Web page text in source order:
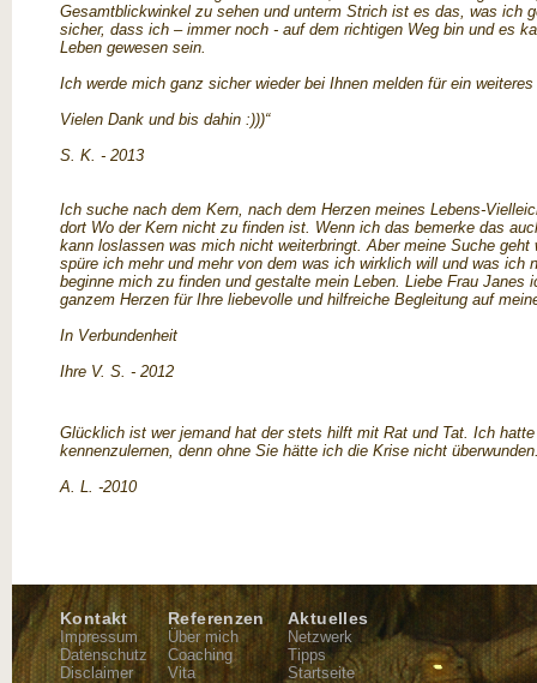
Gesamtblickwinkel zu sehen und unterm Strich ist es das, was ich
sicher, dass ich – immer noch - auf dem richtigen Weg bin und es
Leben gewesen sein.
Ich werde mich ganz sicher wieder bei Ihnen melden für ein
Vielen Dank und bis dahin :)))“
S. K. - 2013
Ich suche nach dem Kern, nach dem Herzen meines Lebens-
dort Wo der Kern nicht zu finden ist. Wenn ich das bemerke das
kann loslassen was mich nicht weiterbringt. Aber meine Suche geht
spüre ich mehr und mehr von dem was ich wirklich will und was ich
beginne mich zu finden und gestalte mein Leben. Liebe Frau Janes
ganzem Herzen für Ihre liebevolle und hilfreiche Begleitung auf
In Verbundenheit
Ihre V. S. - 2012
Glücklich ist wer jemand hat der stets hilft mit Rat und Tat. Ich
kennenzulernen, denn ohne Sie hätte ich die Krise nicht
A. L. -2010
Aktuelles
Netzwerk
Tipps
Startseite
Referenzen
Über mich
Coaching
Vita
Kontakt
Impressum
Datenschutz
Disclaimer